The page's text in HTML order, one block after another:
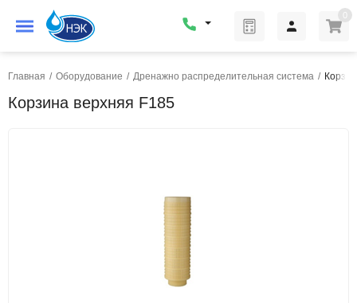
0
Главная / Оборудование / Дренажно распределительная система /
Корзина верхняя F185